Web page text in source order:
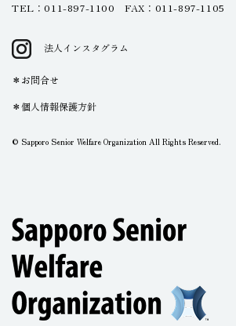
TEL：011-897-1100 FAX：011-897-1105
法人インスタグラム
お問合せ
個人情報保護方針
© Sapporo Senior Welfare Organization All Rights Reserved.